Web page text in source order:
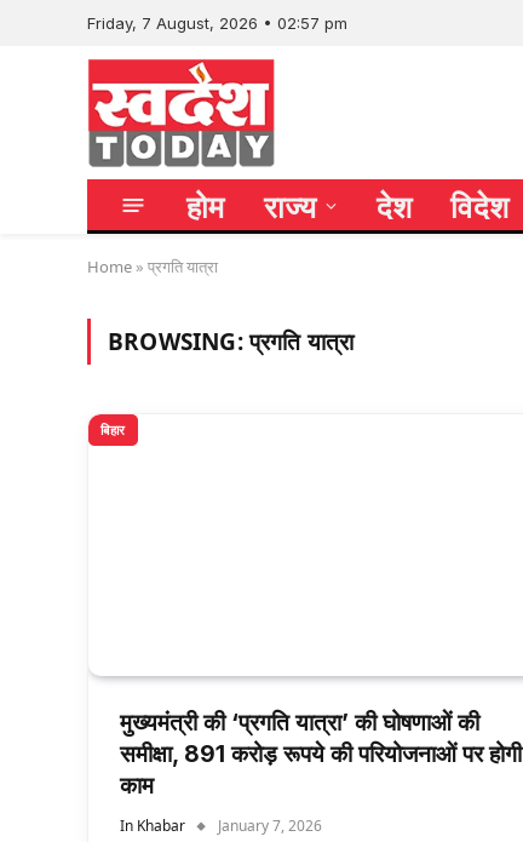
Friday, 7 August, 2026 • 02:57 pm
होम राज्य देश विदेश
Home » प्रगति यात्रा
BROWSING:प्रगति यात्रा
बिहार
मुख्यमंत्री की ‘प्रगति यात्रा’ की घोषणाओं की
समीक्षा, 891 करोड़ रूपये की परियोजनाओं पर होगी
काम
In Khabar January 7, 2026